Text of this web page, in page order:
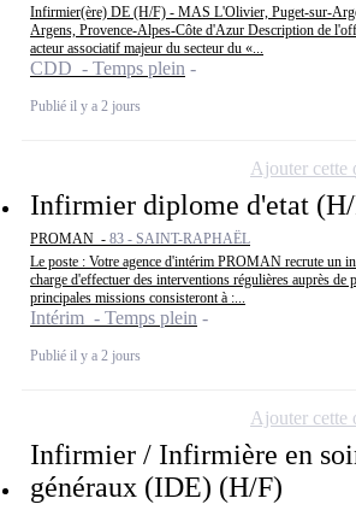
Infirmier(ère) DE (H/F) - MAS L'Olivier, Puget-sur-
Argens, Provence-Alpes-Côte d'Azur Description de
acteur associatif majeur du secteur du «...
CDD - Temps plein
Publié il y a 2 jours
Infirmier diplome d'etat
PROMAN - 83 - SAINT-RAPHAËL
Le poste : Votre agence d'intérim PROMAN recrute un
charge d'effectuer des interventions régulières auprès de
principales missions consisteront à :...
Intérim - Temps plein
Publié il y a 2 jours
Ajouter cette
Infirmier / Infirmière en
généraux (IDE) (H/F)
Ajouter cette